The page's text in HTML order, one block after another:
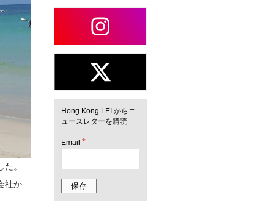
。
社か
Hong Kong LEI からニ
ュースレターを購読
Email*